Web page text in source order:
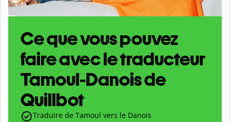
Ce que vous pouvez
faire avec le traducteur
Tamoul-Danois de
Quillbot
Traduire de Tamoul vers le Danois